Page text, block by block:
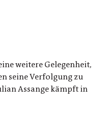
weitere Gelegenheit,
seine Verfolgung zu
Assange kämpft in